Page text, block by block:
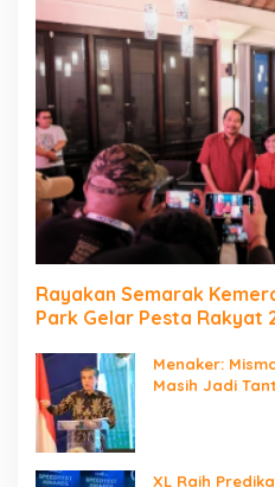
Rayakan Semarak
Park Gelar Pesta Rakyat
Menaker:
Masih Jadi
XL Raih